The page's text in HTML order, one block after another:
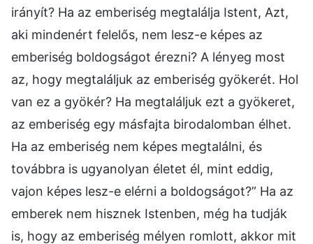
irányít? Ha az emberiség megtalálja Istent, Azt,
aki mindenért felelős, nem lesz-e képes az
emberiség boldogságot érezni? A lényeg most
az, hogy megtaláljuk az emberiség gyökerét. Hol
van ez a gyökér? Ha megtaláljuk ezt a gyökeret,
az emberiség egy másfajta birodalomban élhet.
Ha az emberiség nem képes megtalálni, és
továbbra is ugyanolyan életet él, mint eddig,
vajon képes lesz-e elérni a boldogságot?” Ha az
emberek nem hisznek Istenben, még ha tudják
is, hogy az emberiség mélyen romlott, akkor mit